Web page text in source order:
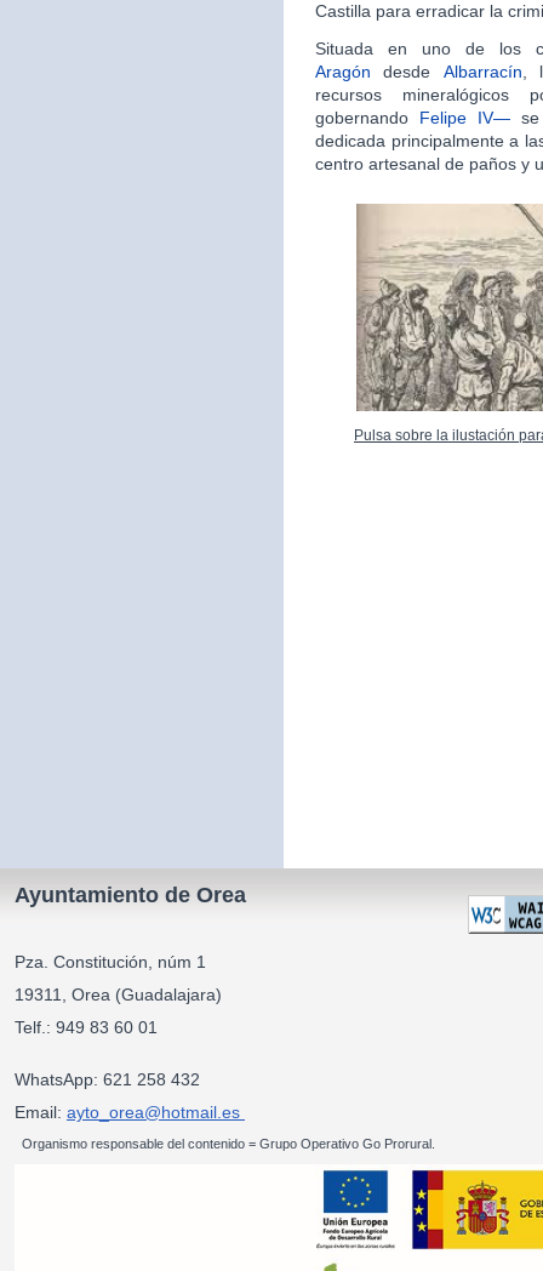
Castilla para erradicar la
Situada en uno de los
Aragón desde Albarrací­­­n,
recursos
gobernando Felipe IV—
dedicada principalmente a
centro artesanal de paños y
Pulsa sobre la ilustación
Ayuntamiento de Orea
Pza. Constitución, núm 1
19311, Orea (Guadalajara)
Telf.: 949 83 60 01
WhatsApp: 621 258 432
Email: ayto_orea@hotmail.es
Organismo responsable del contenido = Grupo Operativo Go Prorural.